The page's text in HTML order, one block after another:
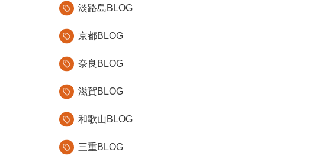
淡路島BLOG
京都BLOG
奈良BLOG
滋賀BLOG
和歌山BLOG
三重BLOG